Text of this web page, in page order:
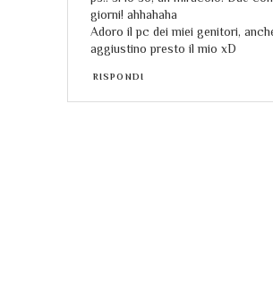
giorni! ahhahaha
Adoro il pc dei miei genitori,
aggiustino presto il mio xD
RISPONDI